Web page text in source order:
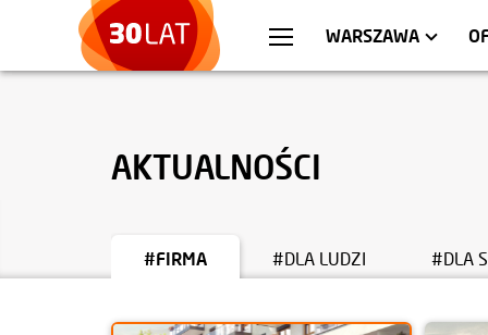
WARSZAWA
WROCŁAW
MIESZKANIA
AKTUALNOŚCI
#FIRMA #DLA LUDZI #DLA